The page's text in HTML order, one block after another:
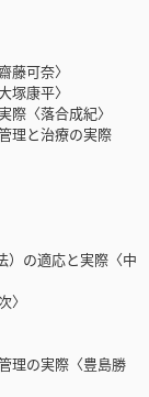
可奈〉
康平〉
〈落合成紀〉
理と治療の実際
）の適応と実際〈中
〉
の実際〈豊島勝